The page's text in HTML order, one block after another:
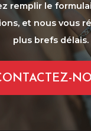
remplir le
et nous vous
plus brefs délais.